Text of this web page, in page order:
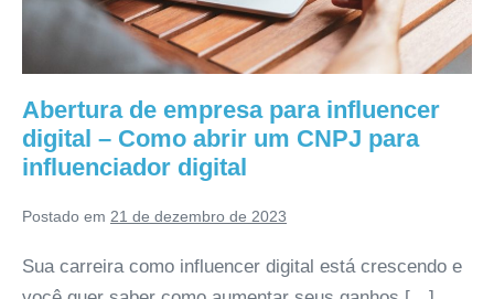
Abertura de empresa para influencer
digital – Como abrir um CNPJ para
influenciador digital
Postado em 21 de dezembro de 2023
Sua carreira como influencer digital está crescendo e